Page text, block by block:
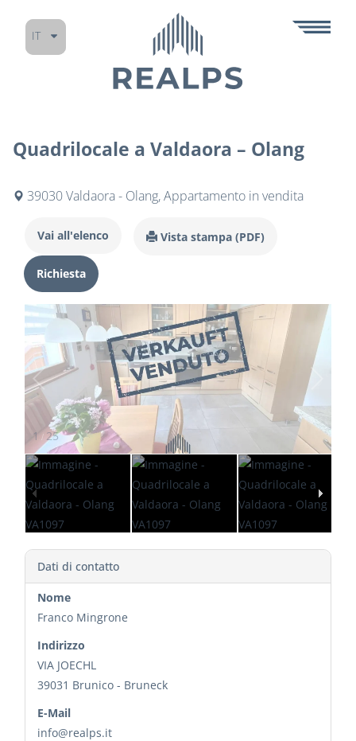
IT
Quadrilocale a Valdaora – Olang
39030 Valdaora - Olang, Appartamento in vendita
Vai all'elenco Vista stampa (PDF)
Richiesta
2 / 25
Dati di contatto
Nome
Franco Mingrone
Indirizzo
VIA JOECHL
39031 Brunico - Bruneck
E-Mail
info@realps.it